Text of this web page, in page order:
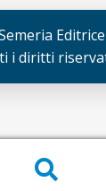
Editrice
i diritti